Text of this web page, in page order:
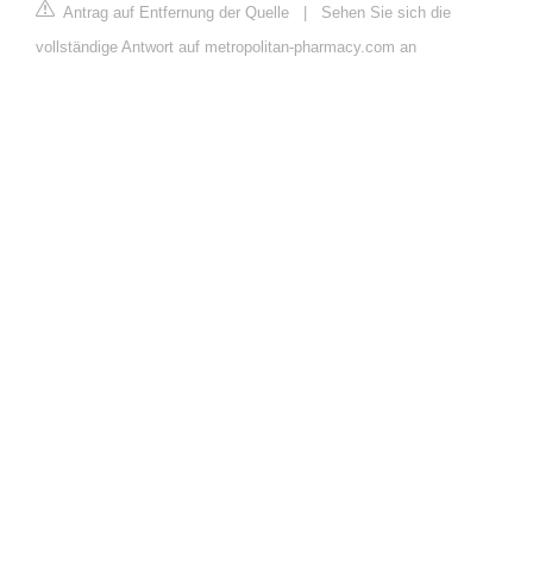
Antrag auf Entfernung der Quelle | Sehen Sie sich die
vollständige Antwort auf metropolitan-pharmacy.com an